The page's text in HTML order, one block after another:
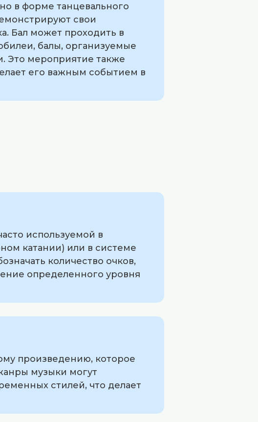
в форме танцевального
свои
Бал может проходить в
балы, организуемые
Это мероприятие также
его важным событием в
используемой в
катании) или в системе
количество очков,
определенного уровня
произведению, которое
музыки могут
стилей, что делает